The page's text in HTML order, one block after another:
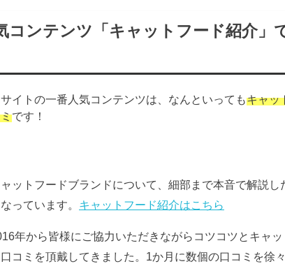
コンテンツ「キャットフード紹介」
イトの一番人気コンテンツは、なんといってもキャッ
です！
ットフードブランドについて、細部まで本音で解説
っています。 キャットフード紹介はこちら
年から皆様にご協力いただきながらコツコツとキャ
コミを頂戴してきました。1か月に数個の口コミを徐